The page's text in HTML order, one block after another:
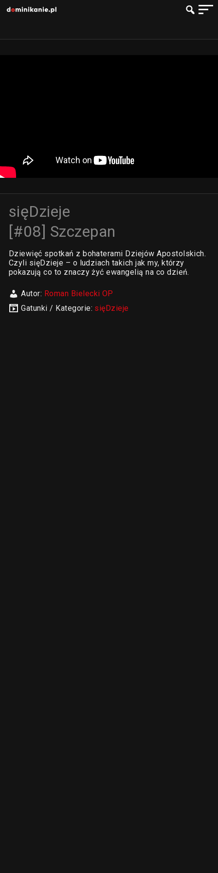
sięDzieje
[#08] Szczepan
Dziewięć spotkań z bohaterami Dziejów Apostolskich.
Czyli sięDzieje – o ludziach takich jak my, którzy
pokazują co to znaczy żyć ewangelią na co dzień.
Autor: Roman Bielecki OP
Gatunki / Kategorie: sięDzieje